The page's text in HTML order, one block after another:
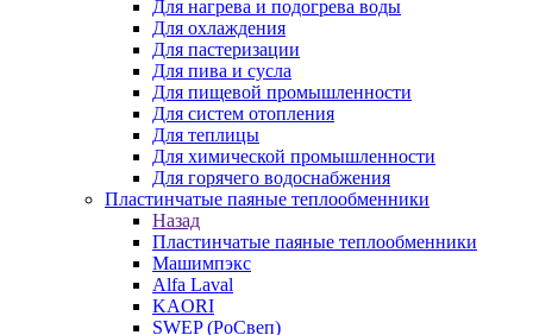
Для нагрева и подогрева воды
Для охлаждения
Для пастеризации
Для пива и сусла
Для пищевой промышленности
Для систем отопления
Для теплицы
Для химической промышленности
Для горячего водоснабжения
Пластинчатые паяные теплообменники
Назад
Пластинчатые паяные теплообменники
Машимпэкс
Alfa Laval
KAORI
SWEP (РоСвеп)